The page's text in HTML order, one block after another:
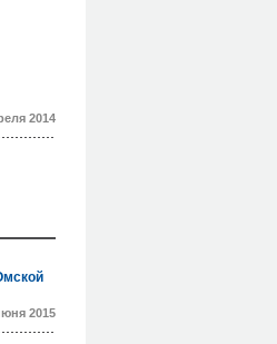
2014
2015